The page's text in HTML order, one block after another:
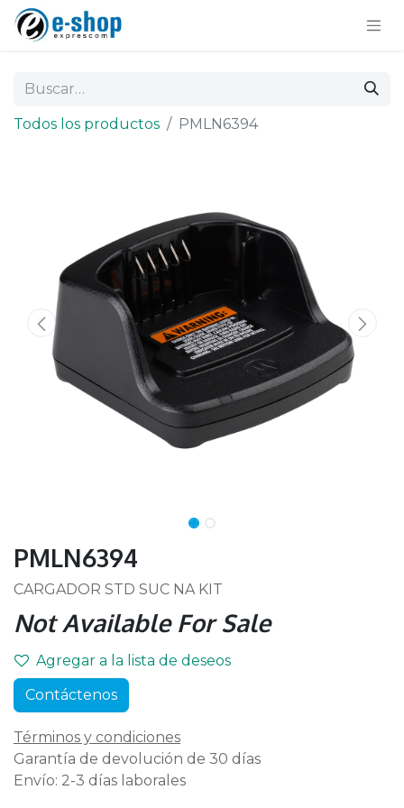
Todos los productos PMLN6394
PMLN6394
CARGADOR STD SUC NA KIT
Not Available For Sale
Agregar a la lista de deseos
Contáctenos
Términos y condiciones
Garantía de devolución de 30 días
Envío: 2-3 días laborales